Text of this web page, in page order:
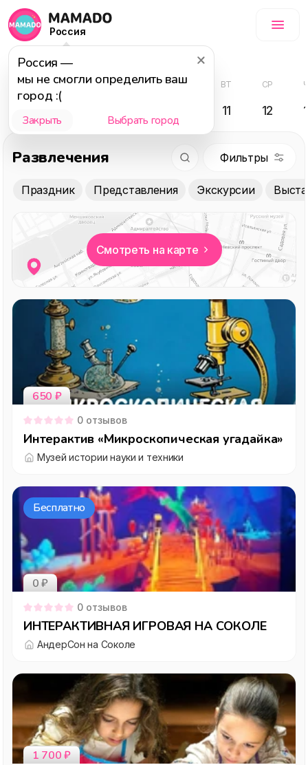
Россия
Россия —
мы не смогли определить ваш
город :(
Закрыть Выбрать город
Август
ЧТ ПТ СБ ВС ПН ВТ
11
СР
12
Развлечения
Праздник Представления Экскурсии
Смотреть на карте
650 ₽
0 отзывов
Интерактив «Микроскопическая угадайка»
Музей истории науки и техники
Бесплатно
0 ₽
0 отзывов
ИНТЕРАКТИВНАЯ ИГРОВАЯ НА СОКОЛЕ
АндерСон на Соколе
1 700₽